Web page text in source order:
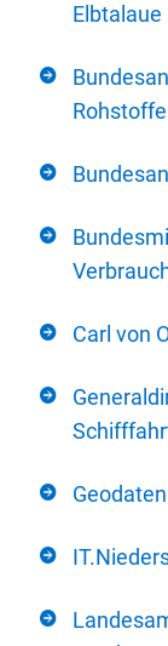
Elbtalaue
Rohstoffe
Carl von